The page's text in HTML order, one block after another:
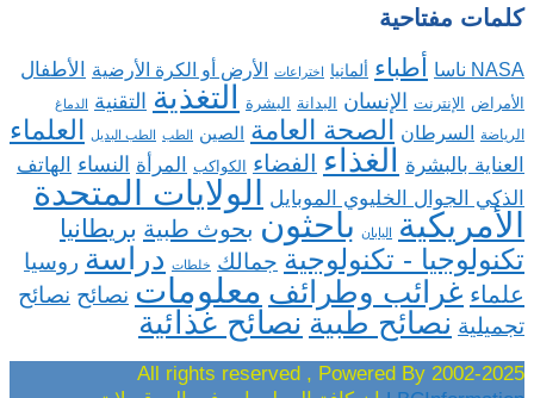
كلمات مفتاحية
NASA ناسا أطباء ألمانيا اختراعات الأرض أو الكرة الأرضية الأطفال
الأمراض الإنترنت الإنسان البدانة البشرة التغذية التقنية الدماغ
الرياضة السرطان الصحة العامة الصين الطب الطب البديل العلماء
العناية بالبشرة الغذاء الفضاء الكواكب المرأة النساء
الهاتف
الذكي الجوال الخليوي الموبايل
الولايات المتحدة
الأمريكية
اليابان باحثون بحوث طبية بريطانيا
تكنولوجيا - تكنولوجية جمالك خلطات دراسة روسيا
علماء غرائب وطرائف معلومات نصائح نصائح
تجميلية نصائح طبية نصائح غذائية
2002-2025 All rights reserved , Powered By